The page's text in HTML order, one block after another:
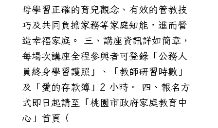
母學習正確的育兒觀念、有效的管教技
巧及共同負擔家務等家庭知能，進而營
造幸福家庭。 三、講座資訊詳如簡章，
每場次講座全程參與者可登錄「公務人
員終身學習護照」、「教師研習時數」
及「愛的存款簿」2 小時。 四、報名方
式即日起請至「桃園市政府家庭教育中
心」首頁（